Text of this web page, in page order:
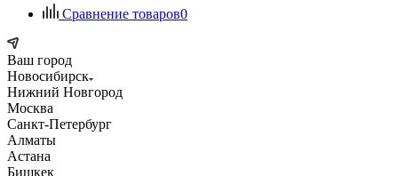
Сравнение товаров0
Ваш город
Новосибирск
Нижний Новгород
Москва
Санкт-Петербург
Алматы
Астана
Бишкек